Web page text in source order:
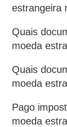
estrangeira
Quais
moeda
Quais
moeda
Pago
moeda